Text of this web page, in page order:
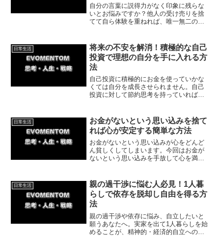
自分の言葉に説得力がなく印象に残らな
いとお悩みですか？他人の受け売りを捨
てて自ら体験を重ねれば、唯一無二の存
を解説。信頼と存在感を手に入れましょ
う。
日常生活
将来の不安を解消！積極的な自己
投資で理想の自分を手に入れる方
法
自己投資に積極的にお金を使っていかな
くては自分を成長させられません。自己
投資に対して節約思考を持っていれば周
ットについて紹介していきます。
日常生活
お金がないという思い込みを捨て
れば心が安定する簡単な方法
お金がないという思い込みが心をどんど
ん貧しくしてしまいます。今回はお金が
ないという思い込みを手放して心を満た
介していきます。
日常生活
親の過干渉に悩む人必見！1人暮
らしで依存を脱却し自由を得る方
法
親の過干渉や依存に悩み、自立したいと
願うあなたへ。実家を出て1人暮らしを始
めることが、精神的・経済的自立への確